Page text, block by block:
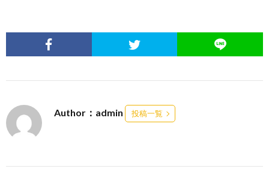
Author：admin 投稿一覧